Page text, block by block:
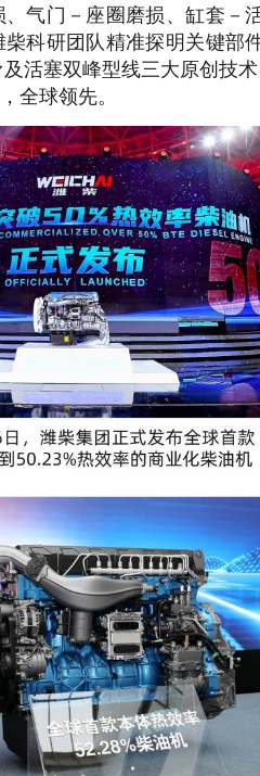
气门－座圈磨损、缸套－
科研团队精准探明关键部
活塞双峰型线三大原创技
全球领先。